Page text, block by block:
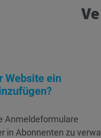
Website ein
Anmeldeformulare
in Abonnenten zu